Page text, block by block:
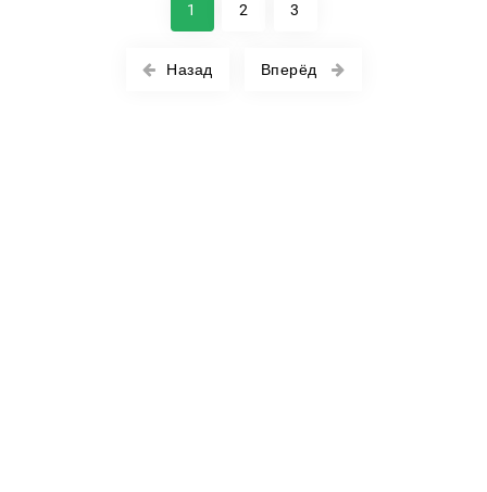
Назад
1 2 3
Вперёд